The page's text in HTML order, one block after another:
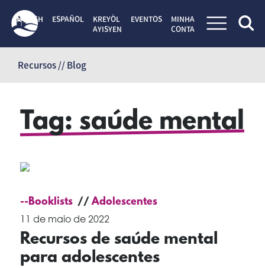
para
conteúdo
ENGLISH ESPAÑOL
KREYÒL
AYISYEN
EVENTOS
MINHA
CONTA
Recursos // Blog
Tag: saúde mental
--Booklists
Adolescentes
11 de maio de 2022
Recursos de saúde mental
para adolescentes